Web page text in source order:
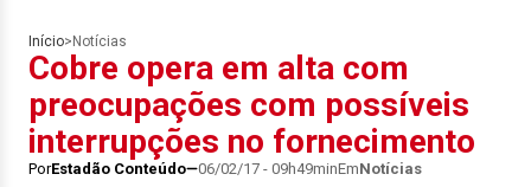
Início> Notícias
Cobre opera em alta com
preocupações com possíveis
interrupções no fornecimento
PorEstadão Conteúdo 06/02/17 - 09h49minEmNotícias